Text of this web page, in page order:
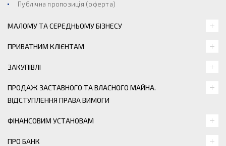
Публічна пропозиція (оферта)
МАЛОМУ ТА СЕРЕДНЬОМУ БІЗНЕСУ
ПРИВАТНИМ КЛІЄНТАМ
ЗАКУПІВЛІ
ПРОДАЖ ЗАСТАВНОГО ТА ВЛАСНОГО МАЙНА.
ВІДСТУПЛЕННЯ ПРАВА ВИМОГИ
ФІНАНСОВИМ УСТАНОВАМ
ПРО БАНК